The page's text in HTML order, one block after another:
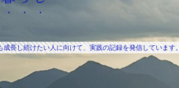
長し続けたい人に向けて、実践の記録を発信しています。